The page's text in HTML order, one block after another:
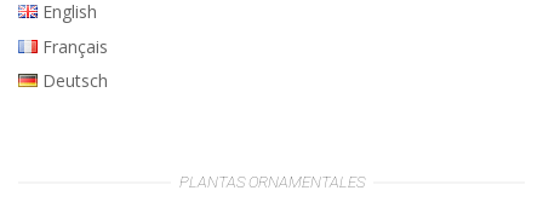
English
Français
Deutsch
PLANTAS ORNAMENTALES